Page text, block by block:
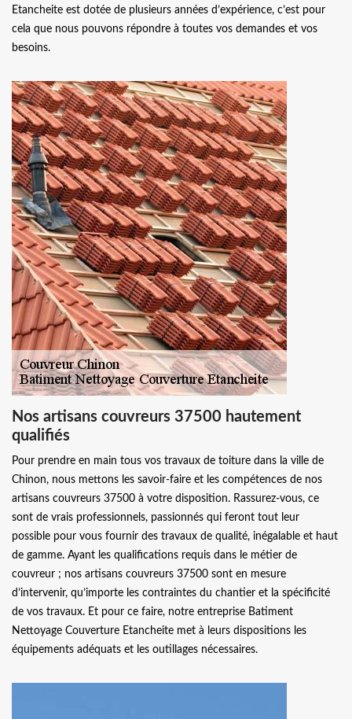
Etancheite est dotée de plusieurs années d’expérience, c’est pour
cela que nous pouvons répondre à toutes vos demandes et vos
besoins.
Nos artisans couvreurs 37500 hautement
qualifiés
Pour prendre en main tous vos travaux de toiture dans la ville de
Chinon, nous mettons les savoir-faire et les compétences de nos
artisans couvreurs 37500 à votre disposition. Rassurez-vous, ce
sont de vrais professionnels, passionnés qui feront tout leur
possible pour vous fournir des travaux de qualité, inégalable et haut
de gamme. Ayant les qualifications requis dans le métier de
couvreur ; nos artisans couvreurs 37500 sont en mesure
d’intervenir, qu’importe les contraintes du chantier et la spécificité
de vos travaux. Et pour ce faire, notre entreprise Batiment
Nettoyage Couverture Etancheite met à leurs dispositions les
équipements adéquats et les outillages nécessaires.